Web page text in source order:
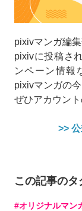
pixivマンガ編
pixivに投稿さ
ンペーン情報
pixivマンガの
ぜひアカウン
>>
この記事のタ
オリジナルマン